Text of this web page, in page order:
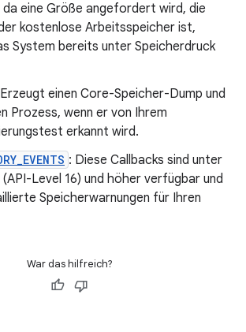
da eine Größe angefordert wird, die
kostenlose Arbeitsspeicher ist,
System bereits unter Speicherdruck
einen Core-Speicher-Dump und
Prozess, wenn er von Ihrem
erkannt wird.
: Diese Callbacks sind unter
Level 16) und höher verfügbar und
Speicherwarnungen für Ihren
War das hilfreich?